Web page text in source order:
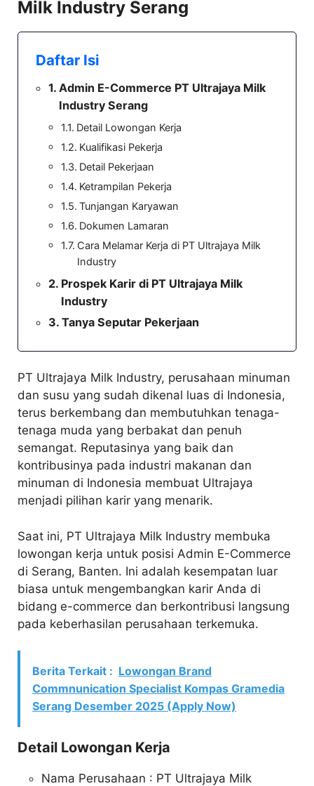
Milk Industry Serang
Daftar Isi
Admin E-Commerce PT Ultrajaya Milk
Industry Serang
Detail Lowongan Kerja
Kualifikasi Pekerja
Detail Pekerjaan
Ketrampilan Pekerja
Tunjangan Karyawan
Dokumen Lamaran
Cara Melamar Kerja di PT Ultrajaya Milk
Industry
Prospek Karir di PT Ultrajaya Milk
Industry
Tanya Seputar Pekerjaan
PT Ultrajaya Milk Industry, perusahaan minuman
dan susu yang sudah dikenal luas di Indonesia,
terus berkembang dan membutuhkan tenaga-
tenaga muda yang berbakat dan penuh
semangat. Reputasinya yang baik dan
kontribusinya pada industri makanan dan
minuman di Indonesia membuat Ultrajaya
menjadi pilihan karir yang menarik.
Saat ini, PT Ultrajaya Milk Industry membuka
lowongan kerja untuk posisi Admin E-Commerce
di Serang, Banten. Ini adalah kesempatan luar
biasa untuk mengembangkan karir Anda di
bidang e-commerce dan berkontribusi langsung
pada keberhasilan perusahaan terkemuka.
Berita Terkait : Lowongan Brand
Commnunication Specialist Kompas Gramedia
Serang Desember 2025 (Apply Now)
Detail Lowongan Kerja
Nama Perusahaan : PT Ultrajaya Milk